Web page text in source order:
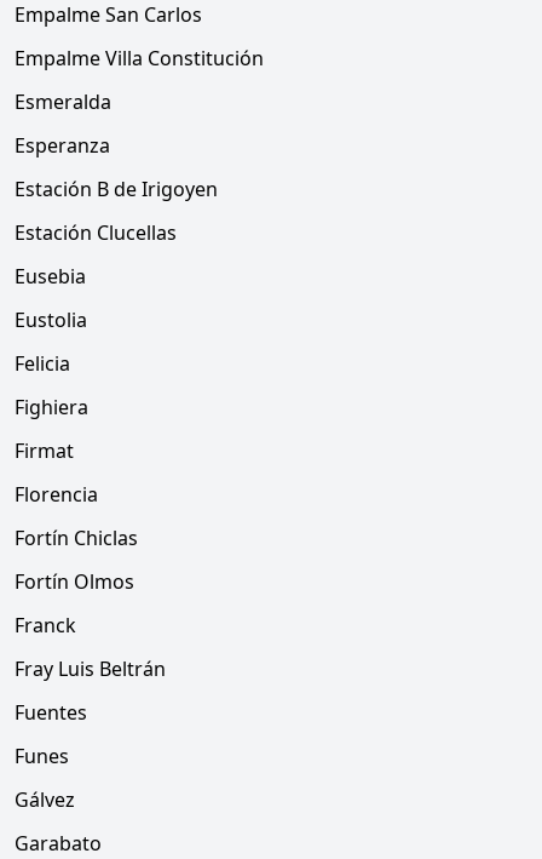
Empalme San Carlos
Empalme Villa Constitución
Esmeralda
Esperanza
Estación B de Irigoyen
Estación Clucellas
Eusebia
Eustolia
Felicia
Fighiera
Firmat
Florencia
Fortín Chiclas
Fortín Olmos
Franck
Fray Luis Beltrán
Fuentes
Funes
Gálvez
Garabato